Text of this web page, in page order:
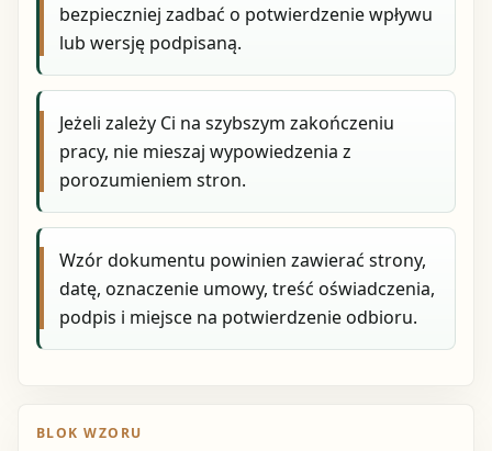
bezpieczniej zadbać o potwierdzenie wpływu
lub wersję podpisaną.
Jeżeli zależy Ci na szybszym zakończeniu
pracy, nie mieszaj wypowiedzenia z
porozumieniem stron.
Wzór dokumentu powinien zawierać strony,
datę, oznaczenie umowy, treść oświadczenia,
podpis i miejsce na potwierdzenie odbioru.
BLOK WZORU